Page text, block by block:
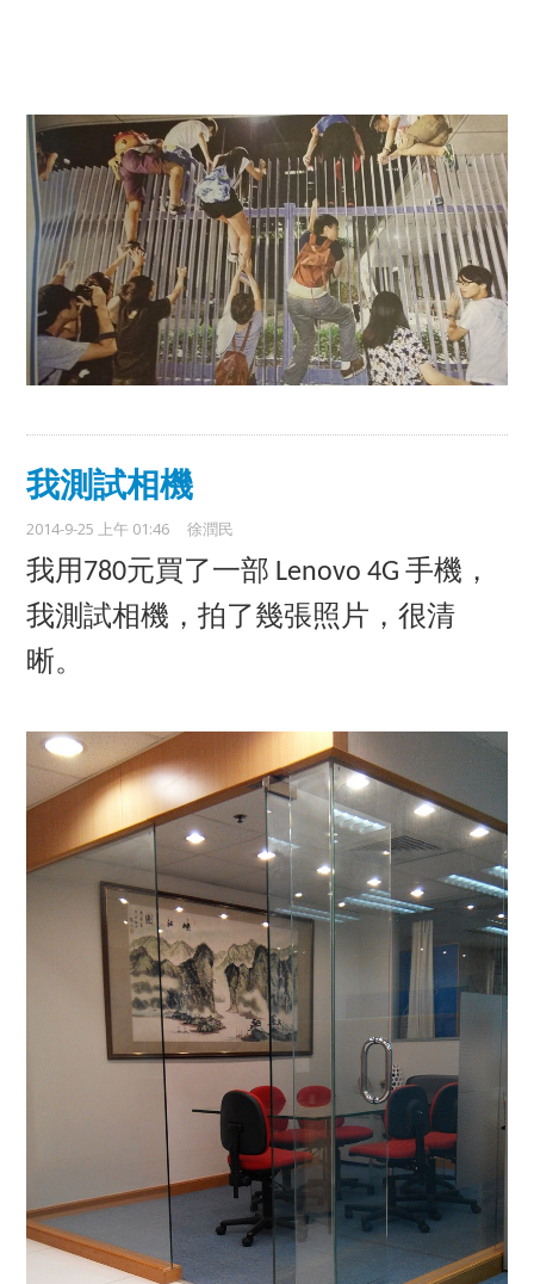
我測試相機
2014-9-25 上午 01:46 徐潤民
我用780元買了一部 Lenovo 4G手機，
我測試相機，拍了幾張照片，很清
晰。